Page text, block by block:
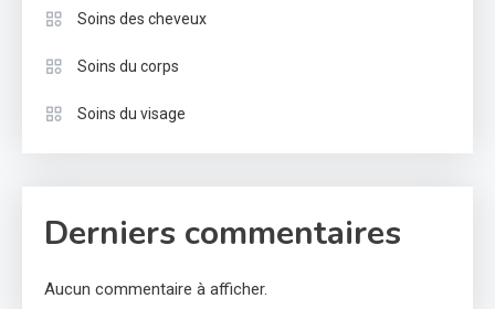
Soins des cheveux
Soins du corps
Soins du visage
Derniers commentaires
Aucun commentaire à afficher.